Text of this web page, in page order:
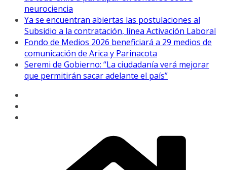
neurociencia
Ya se encuentran abiertas las postulaciones al
Subsidio a la contratación, línea Activación Laboral
Fondo de Medios 2026 beneficiará a 29 medios de
comunicación de Arica y Parinacota
Seremi de Gobierno: “La ciudadanía verá mejorar
que permitirán sacar adelante el país”